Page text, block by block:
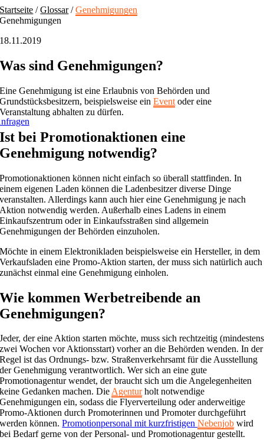
Skip
to
Startseite / Glossar / Genehmigungen
Genehmigungen
18.11.2019
Was sind Genehmigungen?
Eine Genehmigung ist eine Erlaubnis von Behörden und
Grundstücksbesitzern, beispielsweise einEvent oder eine
Veranstaltung abhalten zu dürfen.
Ist bei Promotionaktionen eine
Genehmigung notwendig?
Promotionaktionen können nicht einfach so überall stattfinden. In
einem eigenen Laden können die Ladenbesitzer diverse Dinge
veranstalten. Allerdings kann auch hier eine Genehmigung je nach
Aktion notwendig werden. Außerhalb eines Ladens in einem
Einkaufszentrum oder in Einkaufsstraßen sind allgemein
Genehmigungen der Behörden einzuholen.
Möchte in einem Elektronikladen beispielsweise ein Hersteller, in dem
Verkaufsladen eine Promo-Aktion starten, der muss sich natürlich auch
zunächst einmal eine Genehmigung einholen.
Wie kommen Werbetreibende an
Genehmigungen?
Jeder, der eine Aktion starten möchte, muss sich rechtzeitig (mindestens
zwei Wochen vor Aktionsstart) vorher an die Behörden wenden. In der
Regel ist das Ordnungs- bzw. Straßenverkehrsamt für die Ausstellung
der Genehmigung verantwortlich. Wer sich an eine gute
Promotionagentur wendet, der braucht sich um die Angelegenheiten
keine Gedanken machen. DieAgenturholt notwendige
Genehmigungen ein, sodass die Flyerverteilung oder anderweitige
Promo-Aktionen durch Promoterinnen und Promoter durchgeführt
werden können.Promotionpersonal mit kurzfristigenNebenjob wird
bei Bedarf gerne von der Personal- und Promotionagentur gestellt.